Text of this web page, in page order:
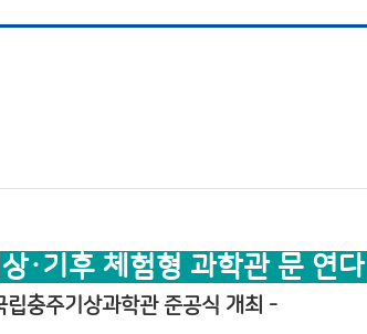
·기후 체험형 과학관 문 연다
립충주기상과학관 준공식 개최 -